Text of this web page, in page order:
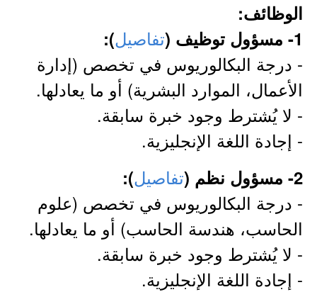
الوظائف:
1- مسؤول توظيف (
تفاصيل):
- درجة البكالوريوس في تخصص (إدارة
الأعمال، الموارد البشرية) أو ما يعادلها.
- لا يُشترط وجود خبرة سابقة.
- إجادة اللغة الإنجليزية.
2- مسؤول نظم ( تفاصيل):
- درجة البكالوريوس في تخصص (علوم
الحاسب، هندسة الحاسب) أو ما يعادلها.
- لا يُشترط وجود خبرة سابقة.
- إجادة اللغة الإنجليزية.